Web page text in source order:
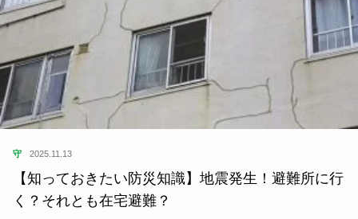
守 2025.11.13
【知っておきたい防災知識】地震発生！避難所に行
く？それとも在宅避難？